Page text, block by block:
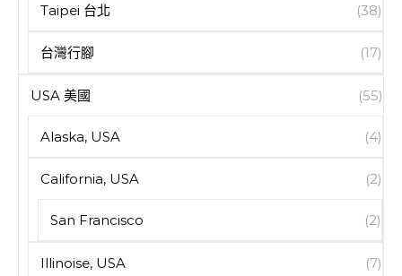
Taipei 台北 (38)
台灣行腳 (17)
USA 美國 (55)
Alaska, USA (4)
California, USA (2)
San Francisco (2)
Illinoise, USA (7)